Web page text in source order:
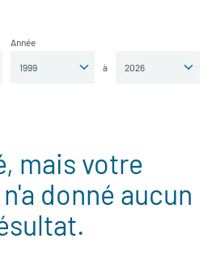
Année
à
mais votre
donné aucun